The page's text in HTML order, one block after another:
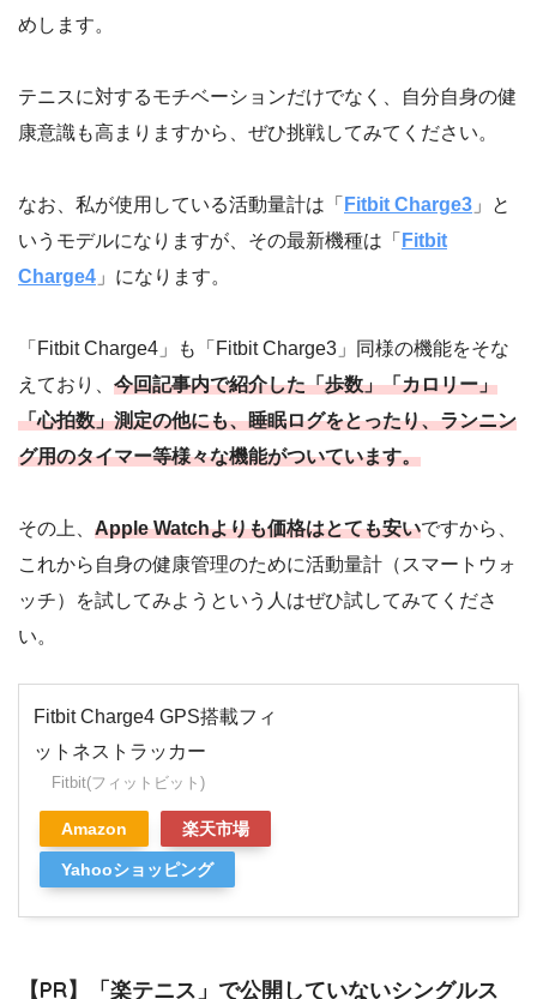
めします。
テニスに対するモチベーションだけでなく、自分自身の健
康意識も高まりますから、ぜひ挑戦してみてください。
なお、私が使用している活動量計は「 Fitbit Charge3 」と
いうモデルになりますが、その最新機種は「 Fitbit
Charge4 」になります。
「Fitbit Charge4」も「Fitbit Charge3」同様の機能をそな
えており、 今回記事内で紹介した「歩数」「カロリー」
「心拍数」測定の他にも、睡眠ログをとったり、ランニン
グ用のタイマー等様々な機能がついています。
その上、 Apple Watchよりも価格はとても安いですから、
これから自身の健康管理のために活動量計（スマートウォ
ッチ）を試してみようという人はぜひ試してみてくださ
い。
Fitbit Charge4 GPS搭載フィ
ットネストラッカー
Fitbit(フィットビット)
Amazon 楽天市場
Yahooショッピング
【PR】「楽テニス」で公開していないシングルス